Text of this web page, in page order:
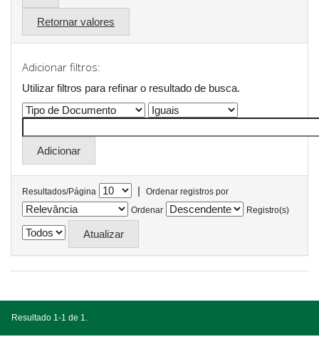
Retornar valores
Adicionar filtros:
Utilizar filtros para refinar o resultado de busca.
Resultados/Página |
Ordenar registros por
Ordenar
Registro(s)
Resultado 1-1 de 1.